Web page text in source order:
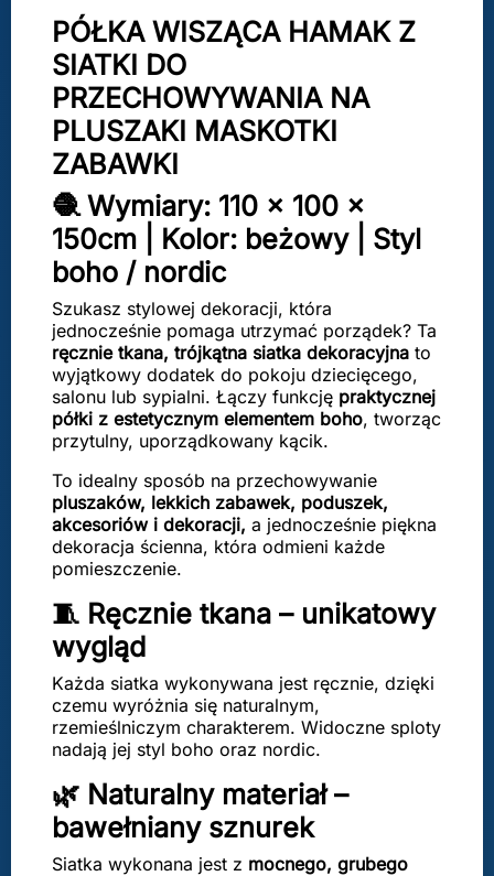
PÓŁKA WISZĄCA HAMAK Z
SIATKI DO
PRZECHOWYWANIA NA
PLUSZAKI MASKOTKI
ZABAWKI
🧶 Wymiary: 110 × 100 ×
150cm | Kolor: beżowy | Styl
boho / nordic
Szukasz stylowej dekoracji, która
jednocześnie pomaga utrzymać porządek? Ta
ręcznie tkana, trójkątna siatka dekoracyjna to
wyjątkowy dodatek do pokoju dziecięcego,
salonu lub sypialni. Łączy funkcję praktycznej
półki z estetycznym elementem boho, tworząc
przytulny, uporządkowany kącik.
To idealny sposób na przechowywanie
pluszaków, lekkich zabawek, poduszek,
akcesoriów i dekoracji, a jednocześnie piękna
dekoracja ścienna, która odmieni każde
pomieszczenie.
🧵 Ręcznie tkana – unikatowy
wygląd
Każda siatka wykonywana jest ręcznie, dzięki
czemu wyróżnia się naturalnym,
rzemieślniczym charakterem. Widoczne sploty
nadają jej styl boho oraz nordic.
🌿 Naturalny materiał –
bawełniany sznurek
Siatka wykonana jest z mocnego, grubego